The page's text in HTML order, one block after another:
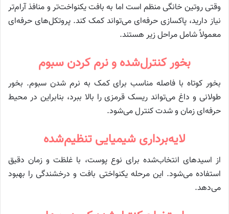
وقتی روتین خانگی منظم است اما به بافت یکنواخت‌تر و منافذ آرام‌تر
نیاز دارید، پاکسازی حرفه‌ای می‌تواند کمک کند. پروتکل‌های حرفه‌ای
معمولاً شامل مراحل زیر هستند.
بخور کنترل‌شده و نرم کردن سبوم
بخور کوتاه با فاصله مناسب برای کمک به نرم شدن سبوم. بخور
طولانی و داغ می‌تواند ریسک قرمزی را بالا ببرد، بنابراین در محیط
حرفه‌ای زمان و شدت کنترل می‌شود.
لایه‌برداری شیمیایی تنظیم‌شده
از اسیدهای انتخاب‌شده برای نوع پوست، با غلظت و زمان دقیق
استفاده می‌شود. این مرحله یکنواختی بافت و درخشندگی را بهبود
می‌دهد.